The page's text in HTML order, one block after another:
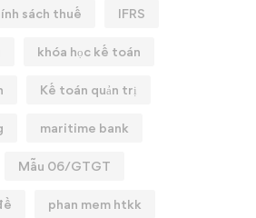
sách thuế IFRS
khóa học kế toán
Kế toán quản trị
maritime bank
Mẫu 06/GTGT
phan mem htkk